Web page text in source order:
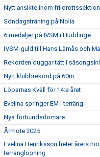
Nytt ansikte inom
Söndagsträning på Nolia
6 medaljer på IVSM i Huddinge
IVSM-guld till Hans Lämås och
Rekorden duggar tätt i
Nytt klubbrekord på 60m
Löparnas Kväll för 14:e året
Evelina springer EM i terräng
Nya förbundsdomare
Årmöte 2025
Evelina Henriksson heter årets
terränglöpning